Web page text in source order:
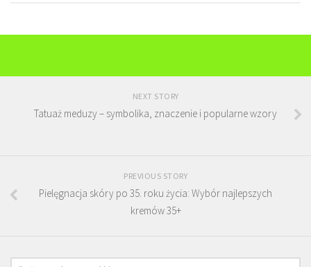
NEXT STORY
Tatuaż meduzy – symbolika, znaczenie i popularne wzory
PREVIOUS STORY
Pielęgnacja skóry po 35. roku życia: Wybór najlepszych
kremów 35+